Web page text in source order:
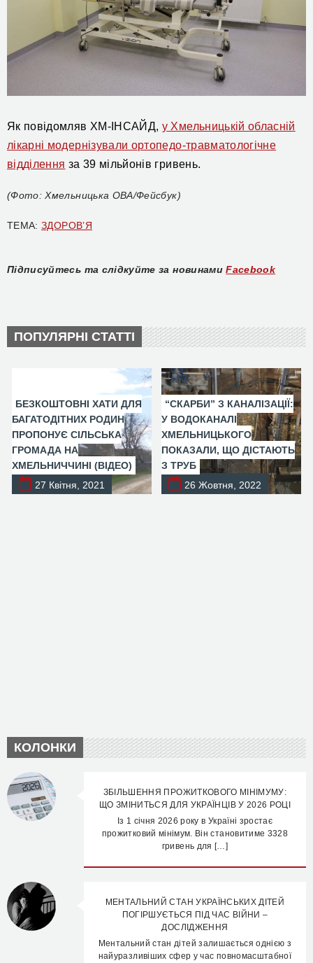
Як повідомляв ХМ-ІНСАЙД, у Хмельницькій обласній
лікарні модернізували ортопедо-травматологічне
відділення за 39 мільйонів гривень.
(Фото: Хмельницька ОВА/Фейсбук)
ТЕМА:ЗДОРОВ’Я
Підписуйтесь та слідкуйте за новинами Facebook
ПОПУЛЯРНІ СТАТТІ
БЕЗКОШТОВНІ ХАТИ ДЛЯ
БАГАТОДІТНИХ РОДИН
ПРОПОНУЄ СІЛЬСЬКА
ГРОМАДА НА
ХМЕЛЬНИЧЧИНІ (ВІДЕО)
27 Квітня, 2021
“СКАРБИ” З КАНАЛІЗАЦІЇ:
У ВОДОКАНАЛІ
ХМЕЛЬНИЦЬКОГО
ПОКАЗАЛИ, ЩО ДІСТАЮТЬ
З ТРУБ
26 Жовтня, 2022
КОЛОНКИ
ЗБІЛЬШЕННЯ ПРОЖИТКОВОГО МІНІМУМУ:
ЩО ЗМІНИТЬСЯ ДЛЯ УКРАЇНЦІВ У 2026 РОЦІ
Із 1 січня 2026 року в Україні зростає
прожитковий мінімум. Він становитиме 3328
гривень для […]
МЕНТАЛЬНИЙ СТАН УКРАЇНСЬКИХ ДІТЕЙ
ПОГІРШУЄТЬСЯ ПІД ЧАС ВІЙНИ –
ДОСЛІДЖЕННЯ
Ментальний стан дітей залишається однією з
найуразливіших сфер у час повномасштабної